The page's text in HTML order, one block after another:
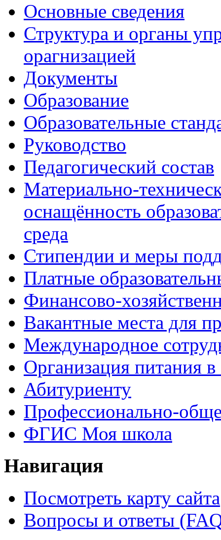
Основные сведения
Структура и органы
орагнизацией
Документы
Образование
Образовательные
Руководство
Педагогический состав
Материально-
оснащённость
среда
Стипендии и меры
Платные
Финансово-
Вакантные места для
Международное
Организация питания в
Абитуриенту
Профессионально-
ФГИС Моя школа
Навигация
Посмотреть карту сайта
Вопросы и ответы